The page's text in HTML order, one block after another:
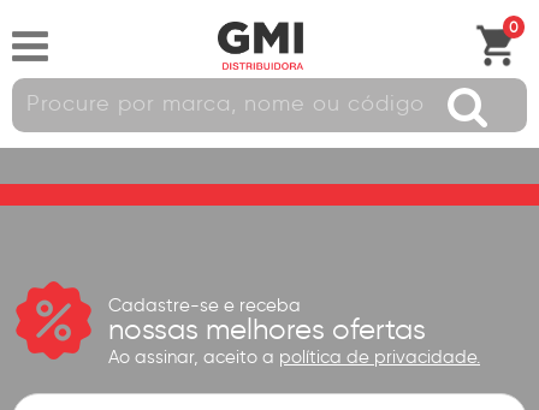
0
Cadastre-se e receba
nossas melhores ofertas
Ao assinar, aceito a política de privacidade.